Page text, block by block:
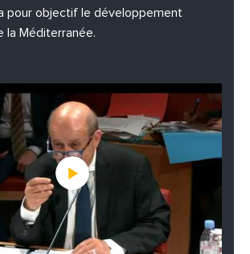
pour objectif le développement
la Méditerranée.